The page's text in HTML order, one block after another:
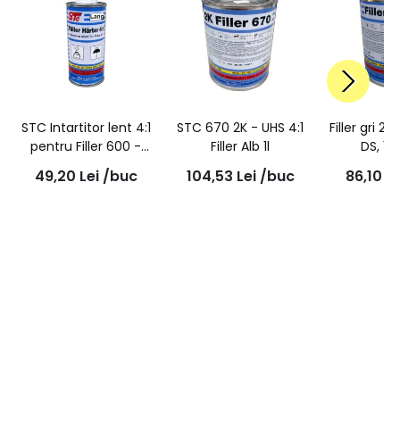
STC Intartitor lent 4:1
pentru Filler 600 -
670, 250ml
49,20 Lei /buc
STC 670 2K - UHS 4:1
Filler Alb 1l
104,53 Lei /buc
Filler gri 2K,
DS, 1L
86,10